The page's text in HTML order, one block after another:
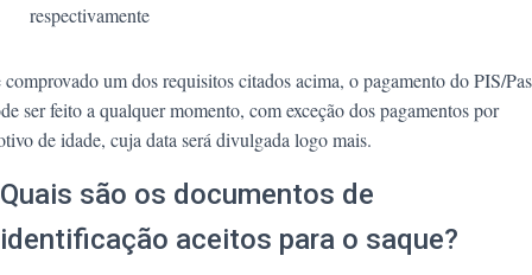
respectivamente
comprovado um dos requisitos citados acima, o pagamento do PIS/
ser feito a qualquer momento, com exceção dos pagamentos por
de idade, cuja data será divulgada logo mais.
Quais são os documentos de
identificação aceitos para o saque?